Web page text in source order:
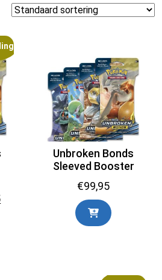
Huidige
Unbroken Bonds
Sleeved Booster
€99,95